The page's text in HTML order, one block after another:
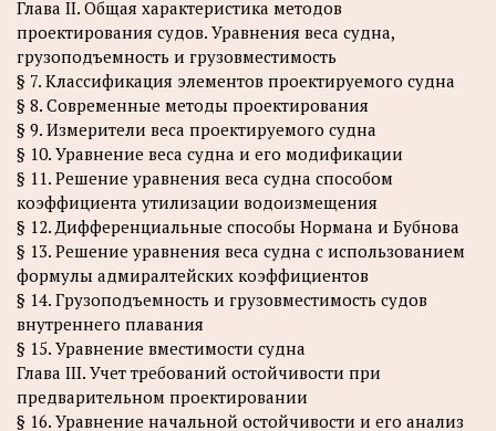
Глава II. Общая характеристика методов
проектирования судов. Уравнения веса судна,
грузоподъемность и грузовместимость
§ 7. Классификация элементов проектируемого судна
§ 8. Современные методы проектирования
§ 9. Измерители веса проектируемого судна
§ 10. Уравнение веса судна и его модификации
§ 11. Решение уравнения веса судна способом
коэффициента утилизации водоизмещения
§ 12. Дифференциальные способы Нормана и Бубнова
§ 13. Решение уравнения веса судна с использованием
формулы адмиралтейских коэффициентов
§ 14. Грузоподъемность и грузовместимость судов
внутреннего плавания
§ 15. Уравнение вместимости судна
Глава III. Учет требований остойчивости при
предварительном проектировании
§ 16. Уравнение начальной остойчивости и его анализ